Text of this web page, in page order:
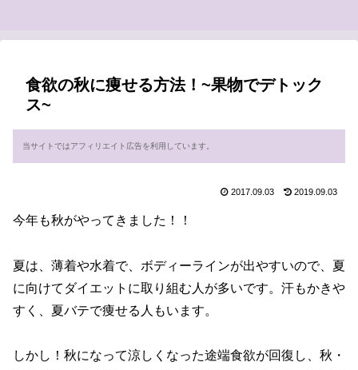
食欲の秋に痩せる方法！~果物でデトック
ス~
当サイトではアフィリエイト広告を利用しています。
2017.09.03 2019.09.03
今年も秋がやってきました！！
夏は、薄着や水着で、ボディーラインが出やすいので、夏
に向けてダイエットに取り組む人が多いです。汗もかきや
すく、夏バテで痩せる人もいます。
しかし！秋になって涼しくなった途端食欲が回復し、秋・